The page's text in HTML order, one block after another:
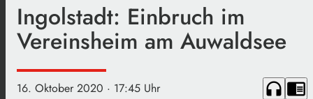
Ingolstadt: Einbruch im
Vereinsheim am Auwaldsee
16. Oktober 2020 · 17:45 Uhr headphones chrome_reader_mode